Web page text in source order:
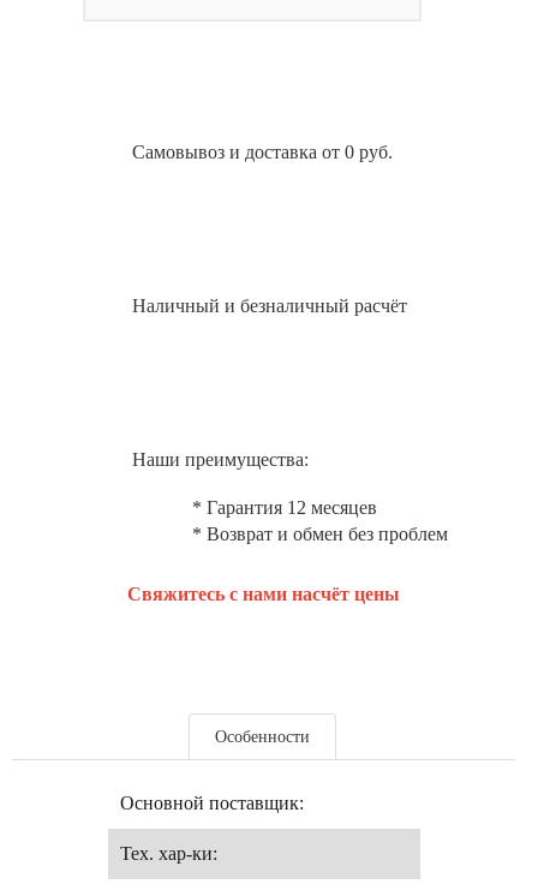
Самовывоз и доставка от 0 руб.
Наличный и безналичный расчёт
Наши преимущества:
* Гарантия 12 месяцев
* Возврат и обмен без проблем
Свяжитесь с нами насчёт цены
Особенности
Основной поставщик:
Тех. хар-ки: